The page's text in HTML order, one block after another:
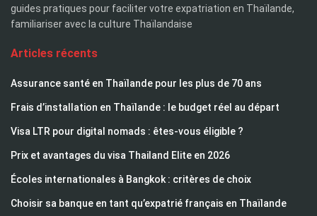
guides pratiques pour faciliter votre expatriation en Thaïlande,
familiariser avec la culture Thaïlandaise
Articles récents
Assurance santé en Thaïlande pour les plus de 70 ans
Frais d’installation en Thaïlande : le budget réel au départ
Visa LTR pour digital nomads : êtes-vous éligible ?
Prix et avantages du visa Thailand Elite en 2026
Écoles internationales à Bangkok : critères de choix
Choisir sa banque en tant qu’expatrié français en Thaïlande